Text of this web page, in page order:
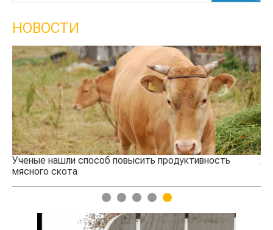
НОВОСТИ
Ученые нашли способ повысить продуктивность
мясного скота
1 2 3 4 5